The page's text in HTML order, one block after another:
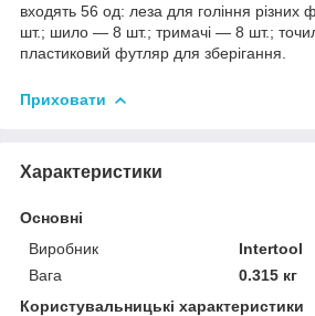
входять 56 од: леза для гоління різних
шт.; шило — 8 шт.; тримачі — 8 шт.;
пластиковий футляр для зберігання.
Приховати
Характеристики
Основні
Виробник
Intertool
Вага
0.315 кг
Користувальницькі характеристики